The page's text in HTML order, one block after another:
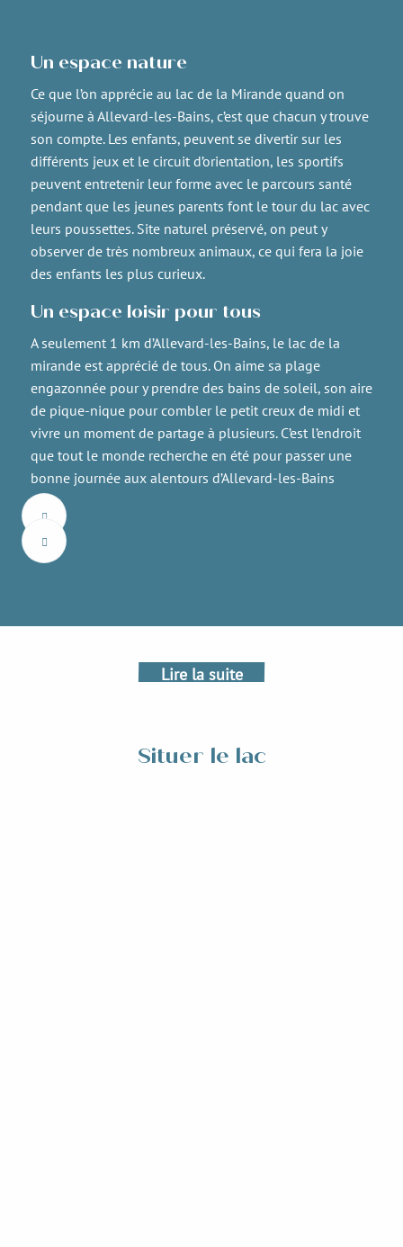
Un espace nature
Ce que l’on apprécie au lac de la Mirande quand on
séjourne à Allevard-les-Bains, c’est que chacun y trouve
son compte. Les enfants, peuvent se divertir sur les
différents jeux et le circuit d’orientation, les sportifs
peuvent entretenir leur forme avec le parcours santé
pendant que les jeunes parents font le tour du lac avec
leurs poussettes. Site naturel préservé, on peut y
observer de très nombreux animaux, ce qui fera la joie
des enfants les plus curieux.
Un espace loisir pour tous
A seulement 1 km d’Allevard-les-Bains, le lac de la
mirande est apprécié de tous. On aime sa plage
engazonnée pour y prendre des bains de soleil, son aire
de pique-nique pour combler le petit creux de midi et
vivre un moment de partage à plusieurs. C’est l’endroit
que tout le monde recherche en été pour passer une
bonne journée aux alentours d’Allevard-les-Bains
poussettes.
Lire la suite
Situer le lac